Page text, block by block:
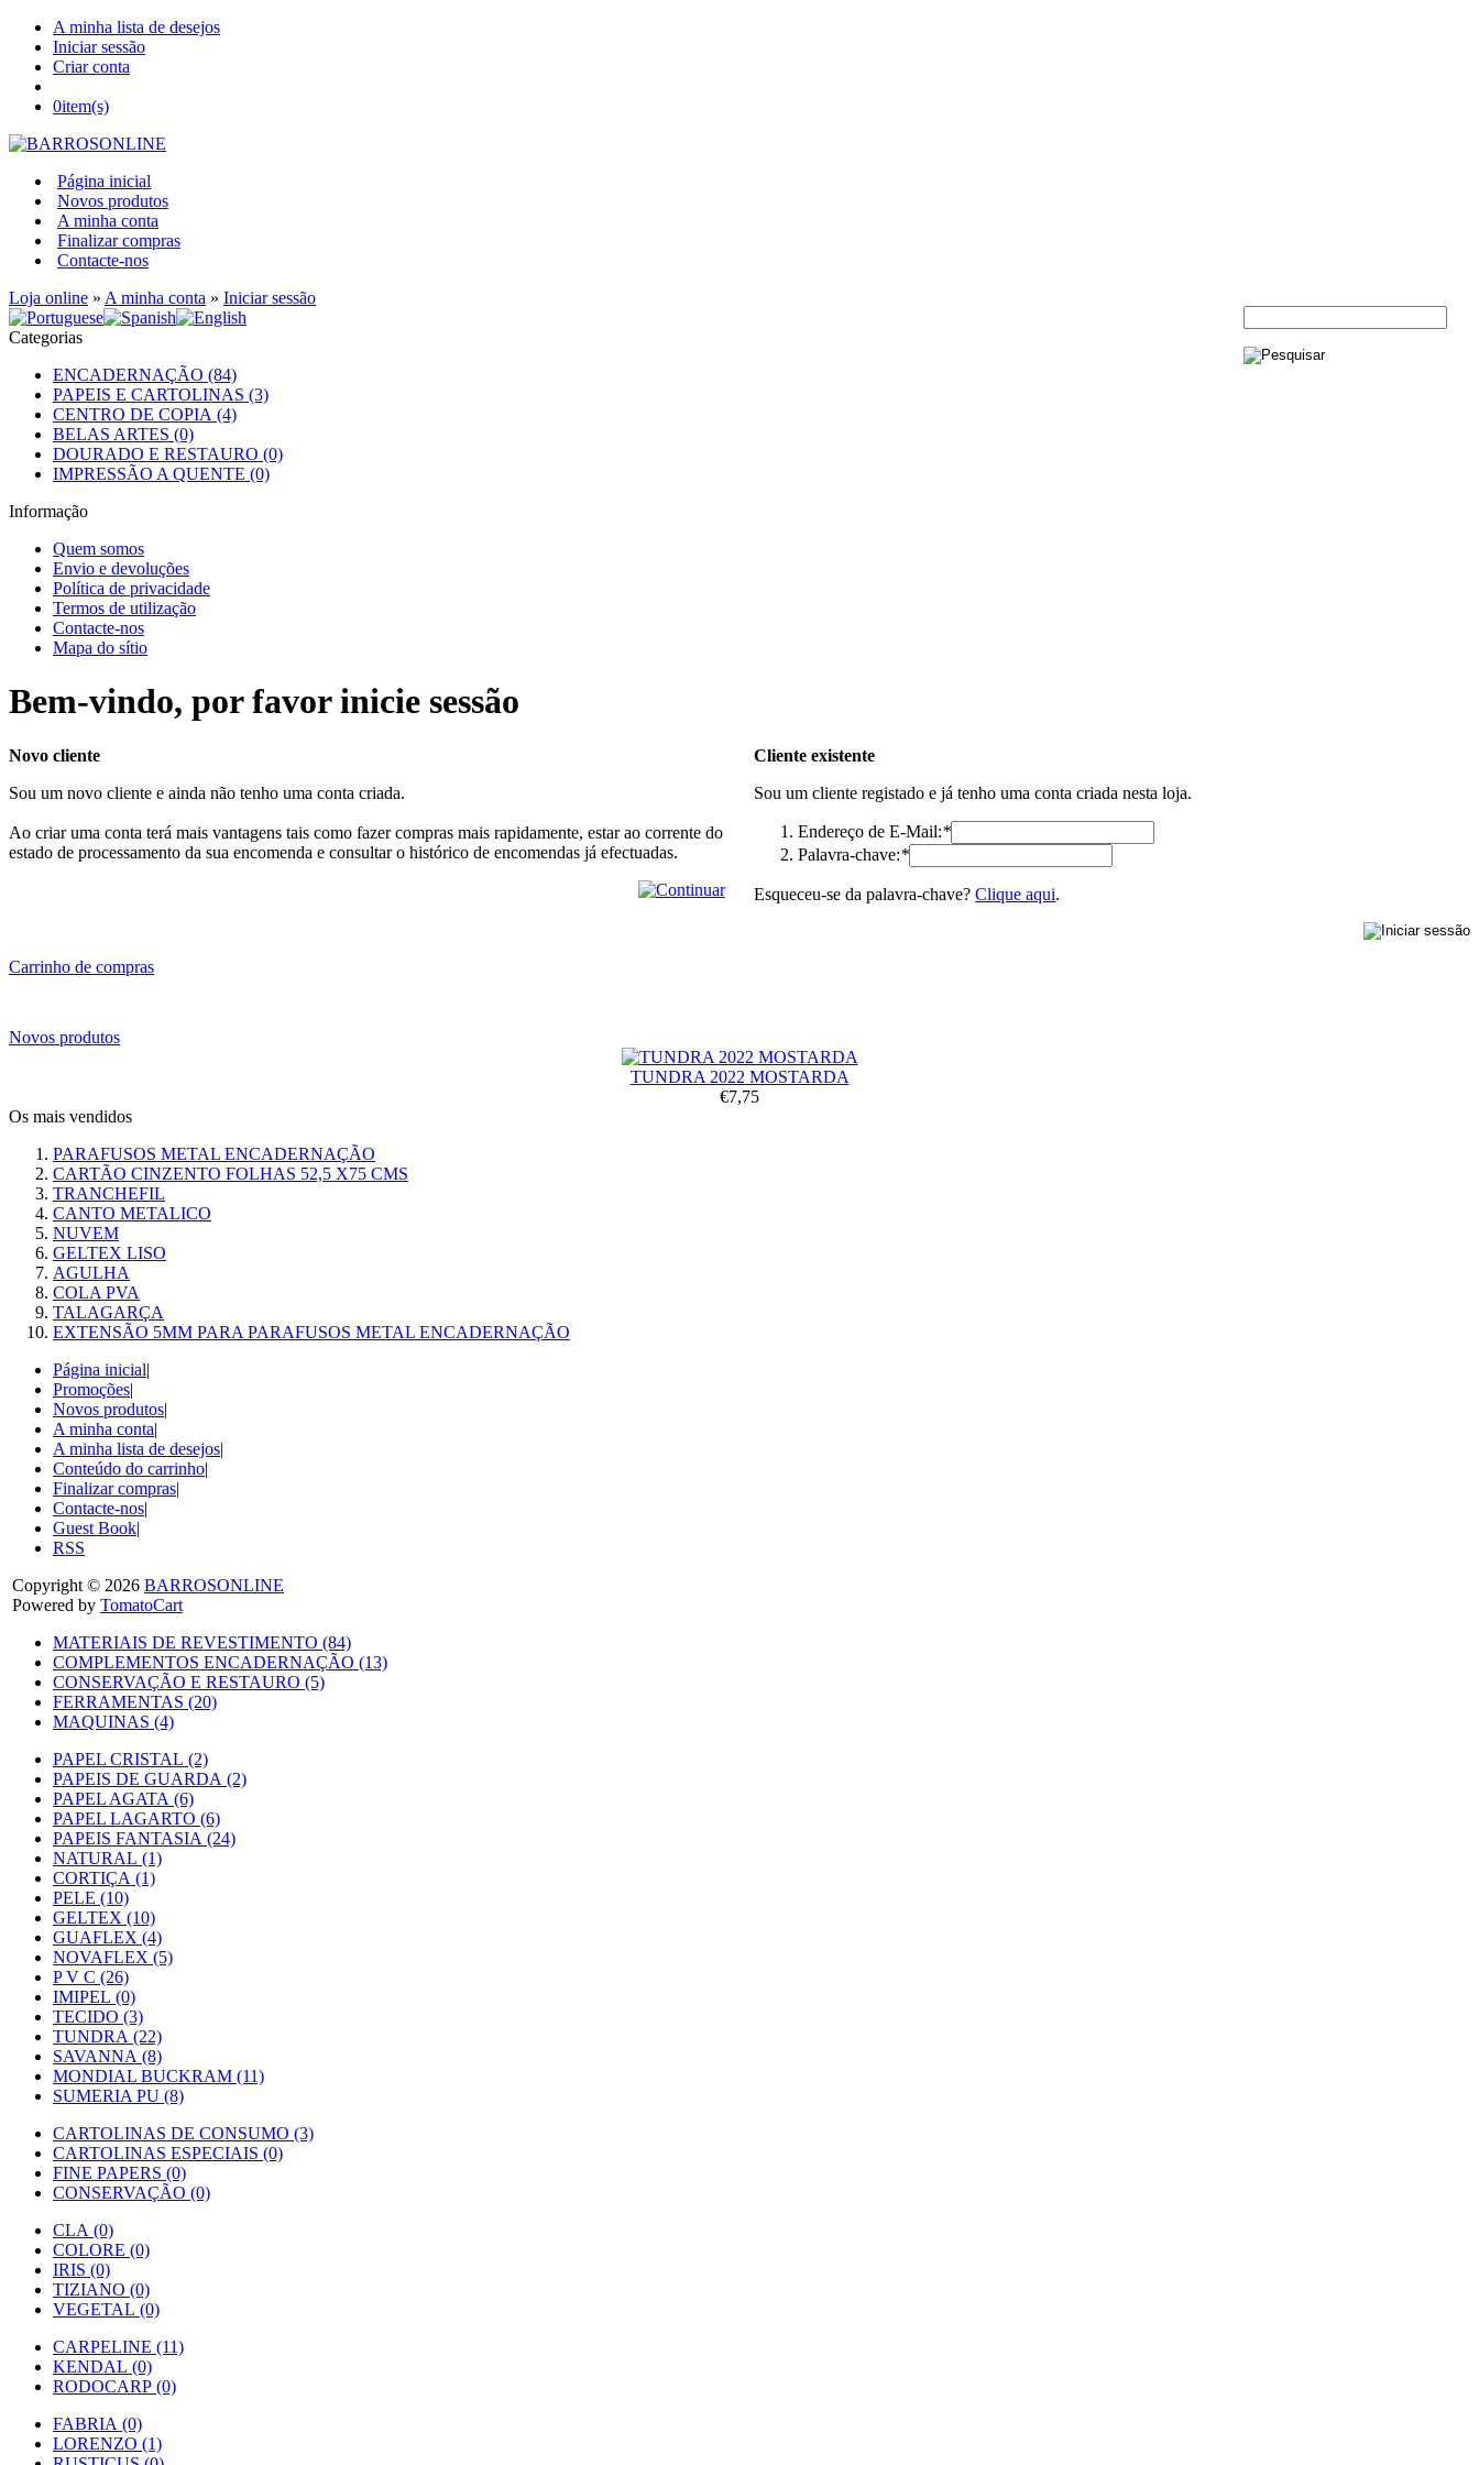
A minha lista de desejos
Iniciar sessão
Criar conta
0item(s)
Página inicial
Novos produtos
A minha conta
Finalizar compras
Contacte-nos
Loja online » A minha conta » Iniciar sessão
Categorias
ENCADERNAÇÃO (84)
PAPEIS E CARTOLINAS (3)
CENTRO DE COPIA (4)
BELAS ARTES (0)
DOURADO E RESTAURO (0)
IMPRESSÃO A QUENTE (0)
Informação
Quem somos
Envio e devoluções
Política de privacidade
Termos de utilização
Contacte-nos
Mapa do sítio
Bem-vindo, por favor inicie sessão
Cliente existente
Sou um cliente registado e já tenho uma conta criada nesta loja.
Endereço de E-Mail:*
Palavra-chave:*
Esqueceu-se da palavra-chave?Clique aqui.
Novo cliente
Sou um novo cliente e ainda não tenho uma conta criada.
Ao criar uma conta terá mais vantagens tais como fazer compras mais rapidamente, estar ao corrente do
estado de processamento da sua encomenda e consultar o histórico de encomendas já efectuadas.
Carrinho de compras
Novos produtos
TUNDRA 2022 MOSTARDA
€7,75
Os mais vendidos
PARAFUSOS METAL ENCADERNAÇÃO
CARTÃO CINZENTO FOLHAS 52,5 X75 CMS
TRANCHEFIL
CANTO METALICO
NUVEM
GELTEX LISO
AGULHA
COLA PVA
TALAGARÇA
EXTENSÃO 5MM PARA PARAFUSOS METAL ENCADERNAÇÃO
Página inicial|
Promoções|
Novos produtos|
A minha conta|
A minha lista de desejos|
Conteúdo do carrinho|
Finalizar compras|
Contacte-nos|
Guest Book|
RSS
Copyright © 2026 BARROSONLINE
Powered by TomatoCart
MATERIAIS DE REVESTIMENTO (84)
COMPLEMENTOS ENCADERNAÇÃO (13)
CONSERVAÇÃO E RESTAURO (5)
FERRAMENTAS (20)
MAQUINAS (4)
PAPEL CRISTAL (2)
PAPEIS DE GUARDA (2)
PAPEL AGATA (6)
PAPEL LAGARTO (6)
PAPEIS FANTASIA (24)
NATURAL (1)
CORTIÇA (1)
PELE (10)
GELTEX (10)
GUAFLEX (4)
NOVAFLEX (5)
P V C (26)
IMIPEL (0)
TECIDO (3)
TUNDRA (22)
SAVANNA (8)
MONDIAL BUCKRAM (11)
SUMERIA PU (8)
CARTOLINAS DE CONSUMO (3)
CARTOLINAS ESPECIAIS (0)
FINE PAPERS (0)
CONSERVAÇÃO (0)
CLA (0)
COLORE (0)
IRIS (0)
TIZIANO (0)
VEGETAL (0)
CARPELINE (11)
KENDAL (0)
RODOCARP (0)
FABRIA (0)
LORENZO (1)